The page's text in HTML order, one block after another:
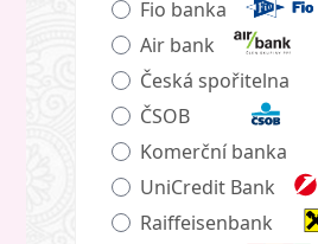
Fio banka
Air bank
Česká spořitelna
ČSOB
Komerční banka
UniCredit Bank
Raiffeisenbank